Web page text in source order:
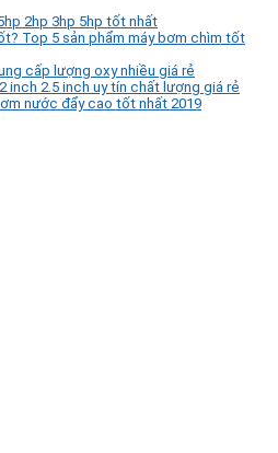
2hp 3hp 5hp tốt nhất
Top 5 sản phẩm máy bơm chìm tốt
cấp lượng oxy nhiều giá rẻ
inch 2.5 inch uy tín chất lượng giá rẻ
nước đẩy cao tốt nhất 2019